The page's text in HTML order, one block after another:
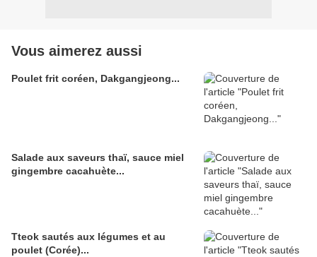
Vous aimerez aussi
Poulet frit coréen, Dakgangjeong...
Salade aux saveurs thaï, sauce miel
gingembre cacahuète...
Tteok sautés aux légumes et au
poulet (Corée)...